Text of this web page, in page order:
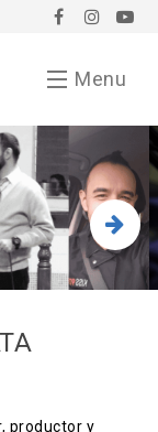
Menu
productor y